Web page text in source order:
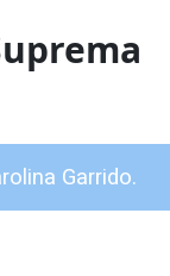
Garrido.